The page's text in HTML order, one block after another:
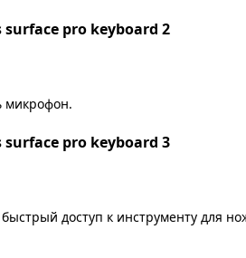
микрофон.
доступ к инструменту для